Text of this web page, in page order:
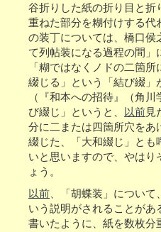
谷折りした紙の折り目と折
重ねた部分を糊付けする代
の装丁については、橋口侯
て列帖装になる過程の間」
「糊ではなくノドの二箇
綴じる」という「結び綴」
（『和本への招待』（角
び綴じ」というと、
以前見
分に二または四箇所穴をあ
綴じた、「大和綴じ」とも
いと思いますので、やは
ょう。
以前 、「胡蝶装」につい
いう説明がされることが
書いたように、紙を数枚分